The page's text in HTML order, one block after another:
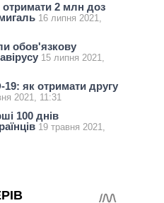
отримати 2 млн доз
16 липня 2021,
обов'язкову
15 липня 2021,
19: як отримати другу
2021, 11:31
100 днів
19 травня 2021,